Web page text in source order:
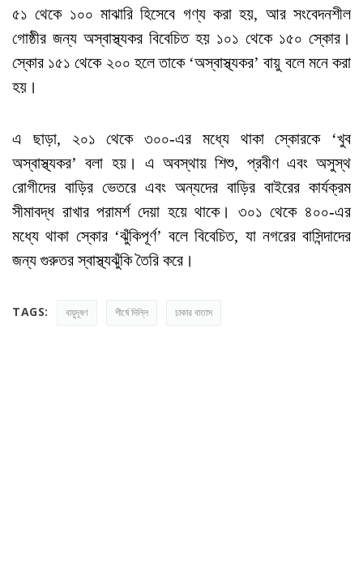
৫১ থেকে ১০০ মাঝারি হিসেবে গণ্য করা হয়, আর সংবেদনশীল
গোষ্ঠীর জন্য অস্বাস্থ্যকর বিবেচিত হয় ১০১ থেকে ১৫০ স্কোর।
স্কোর ১৫১ থেকে ২০০ হলে তাকে ‘অস্বাস্থ্যকর’ বায়ু বলে মনে করা
হয়।
এ ছাড়া, ২০১ থেকে ৩০০-এর মধ্যে থাকা স্কোরকে ‘খুব
অস্বাস্থ্যকর’ বলা হয়। এ অবস্থায় শিশু, প্রবীণ এবং অসুস্থ
রোগীদের বাড়ির ভেতরে এবং অন্যদের বাড়ির বাইরের কার্যক্রম
সীমাবদ্ধ রাখার পরামর্শ দেয়া হয়ে থাকে। ৩০১ থেকে ৪০০-এর
মধ্যে থাকা স্কোর ‘ঝুঁকিপূর্ণ’ বলে বিবেচিত, যা নগরের বাসিন্দাদের
জন্য গুরুতর স্বাস্থ্যঝুঁকি তৈরি করে।
TAGS: বায়ুদূষণ শীর্ষে দিল্লি ঢাকার বাতাস